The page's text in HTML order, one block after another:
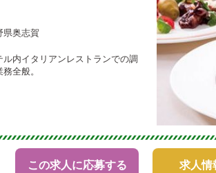
県奥志賀
ル内イタリアンレストランでの調
全般。
この求人に応募する 求人情